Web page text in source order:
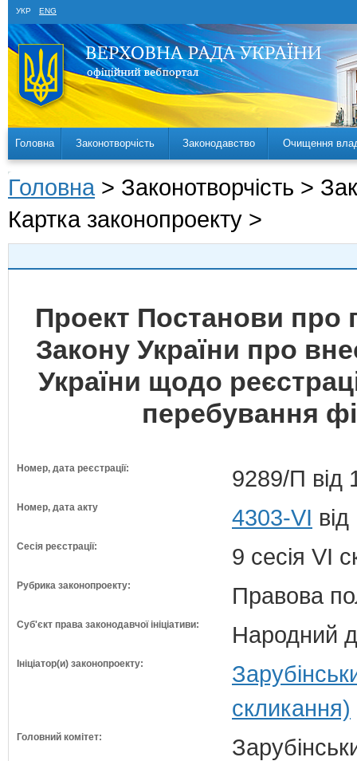
УКР ENG
Головна Законотворчість Законодавство Очищення
Головна > Законотворчість >
Картка законопроекту >
Проект Постанови про
Закону України про
України щодо
перебування
Номер, дата реєстрації: 9289/П від
Номер, дата акту 4303-VI
Сесія реєстрації: 9 сесія VI
Рубрика законопроекту: Правова
Суб'єкт права законодавчої ініціативи: Народний
Ініціатор(и) законопроекту:
скликання)
Головний комітет: